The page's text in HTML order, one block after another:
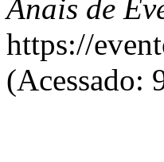
Anais de
https://
(Acessado: